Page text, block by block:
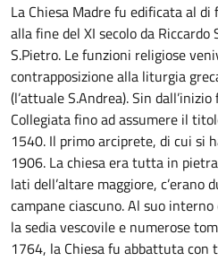
La Chiesa Madre fu edificata al
alla fine del XI secolo da
S.Pietro. Le funzioni religiose
contrapposizione alla liturgia
(l’attuale S.Andrea). Sin
Collegiata fino ad assumere il
1540. Il primo arciprete, di cui si
1906. La chiesa era tutta in
lati dell’altare maggiore, c’erano
campane ciascuno. Al suo interno
la sedia vescovile e numerose
1764, la Chiesa fu abbattuta